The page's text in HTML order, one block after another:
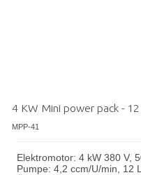
4 KW Mini power pack -
MPP-41
Elektromotor: 4 kW 380 V,
Pumpe: 4,2 ccm/U/min, 12